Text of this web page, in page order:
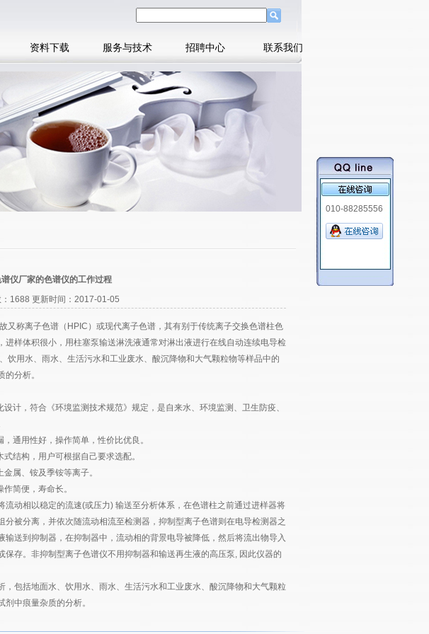
资料下载 服务与技术 招聘中心 联系我们
仪厂家的色谱仪的工作过程
：1688 更新时间：2017-01-05
又称离子色谱（HPIC）或现代离子色谱，其有别于传统离子交换色谱柱色
样体积很小，用柱塞泵输送淋洗液通常对淋出液进行在线自动连续电导检
饮用水、雨水、生活污水和工业废水、酸沉降物和大气颗粒物等样品中的
分析。
，符合《环境监测技术规范》规定，是自来水、环境监测、卫生防疫、
用性好，操作简单，性价比优良。
结构，用户可根据自己要求选配。
属、铵及季铵等离子。
简便，寿命长。
动相以稳定的流速(或压力) 输送至分析体系，在色谱柱之前通过进样器将
被分离，并依次随流动相流至检测器，抑制型离子色谱则在电导检测器之
送到抑制器，在抑制器中，流动相的背景电导被降低，然后将流出物导入
存。非抑制型离子色谱仪不用抑制器和输送再生液的高压泵, 因此仪器的
，包括地面水、饮用水、雨水、生活污水和工业废水、酸沉降物和大气颗粒
中痕量杂质的分析。
010-88285556